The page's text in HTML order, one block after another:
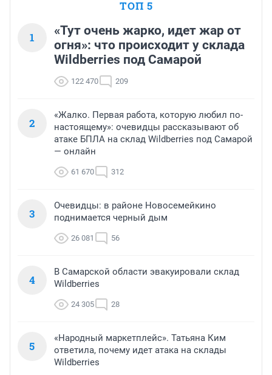
ТОП 5
1
«Тут очень жарко, идет жар от
огня»: что происходит у склада
Wildberries под Самарой
122 470 209
2
«Жалко. Первая работа, которую любил по-
настоящему»: очевидцы рассказывают об
атаке БПЛА на склад Wildberries под Самарой
— онлайн
61 670 312
3
Очевидцы: в районе Новосемейкино
поднимается черный дым
26 081 56
4
В Самарской области эвакуировали склад
Wildberries
24 305 28
5
«Народный маркетплейс». Татьяна Ким
ответила, почему идет атака на склады
Wildberries